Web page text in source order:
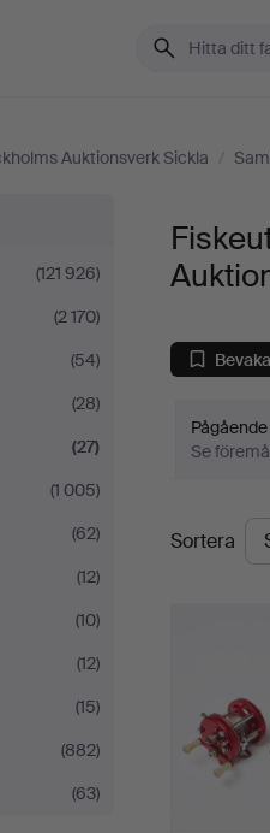
Auktionsverk Sickla /
(121 926)
(2 170)
(54)
(28)
(27)
(1 005)
(62)
(12)
(10)
(12)
(15)
(882)
(63)
Se
Sortera